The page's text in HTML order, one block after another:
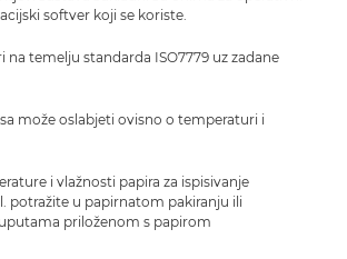
softver koji se koriste.
na temelju standarda ISO7779 uz zadane
može oslabjeti ovisno o temperaturi i
i vlažnosti papira za ispisivanje
potražite u papirnatom pakiranju ili
priloženom s papirom